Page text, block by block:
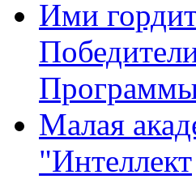
Ими
Малая
"Интеллект